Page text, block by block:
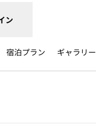
ン
宿泊プラン ギャラリー